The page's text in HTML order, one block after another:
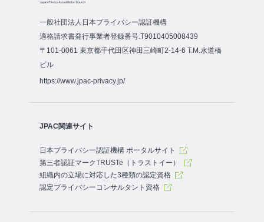
一般社団法人日本プライバシー認証機構
適格請求書発行事業者登録番号:T9010405008439
〒101-0061 東京都千代田区神田三崎町2-14-6 T.M.水道橋
ビル
https://www.jpac-privacy.jp/
JPAC関連サイト
日本プライバシー認証機構 ポータルサイト
第三者認証マークTRUSTe（トラストイー）
組織内の立場に対応した3種類の認定資格
認定プライバシーコンサルタント資格